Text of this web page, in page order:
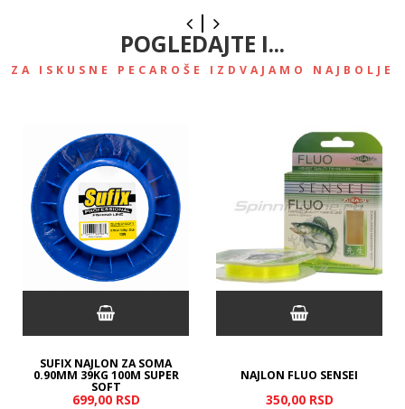
POGLEDAJTE I...
ZA ISKUSNE PECAROŠE IZDVAJAMO NAJBOLJE
SUFIX NAJLON ZA SOMA
0.90MM 39KG 100M SUPER
SOFT
699,00 RSD
NAJLON FLUO SENSEI
350,00 RSD